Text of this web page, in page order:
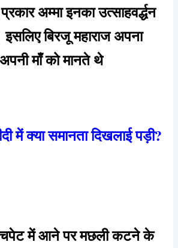
अम्मा इनका उत्साहवर्द्धन
बिरजू महाराज अपना
माँ को मानते थे
में क्या समानता दिखलाई पड़ी?
चपेट में आने पर मछली कटने के